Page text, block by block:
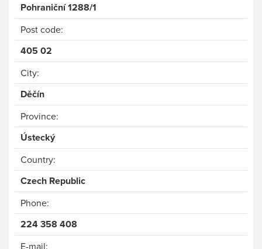
Pohraniční 1288/1
Post code:
405 02
City:
Děčín
Province:
Ústecký
Country:
Czech Republic
Phone:
224 358 408
E-mail: